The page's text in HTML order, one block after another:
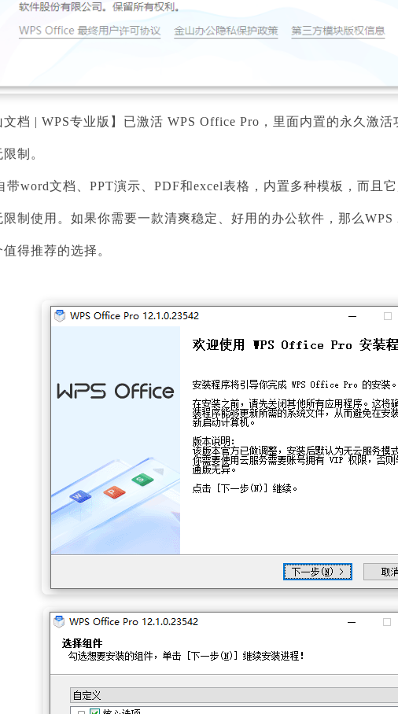
文档 | WPS专业版】已激活 WPS Office Pro， 里面内置的永久激活
制。
带word文档、 PPT演示、 PDF和excel表格，内置多种模板，而且
限制使用。如果你需要一款清爽稳定、好用的办公软件，那么WPS
得推荐的选择。